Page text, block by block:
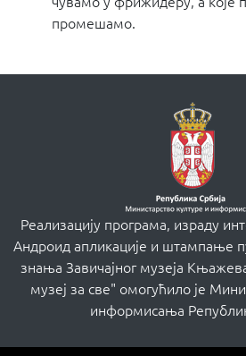
промешамо.
Реализацију програма, израду
Андроид апликације и штампање
знања Завичајног музеја
музеј за све" омогућило је
информисања